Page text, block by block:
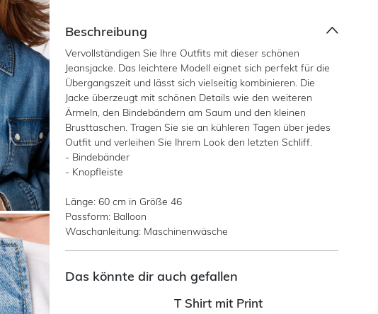
Beschreibung
Vervollständigen Sie Ihre Outfits mit dieser schönen
Jeansjacke. Das leichtere Modell eignet sich perfekt für die
Übergangszeit und lässt sich vielseitig kombinieren. Die
Jacke überzeugt mit schönen Details wie den weiteren
Ärmeln, den Bindebändern am Saum und den kleinen
Brusttaschen. Tragen Sie sie an kühleren Tagen über jedes
Outfit und verleihen Sie Ihrem Look den letzten Schliff.
- Bindebänder
- Knopfleiste
Länge: 60 cm in Größe 46
Passform: Balloon
Waschanleitung: Maschinenwäsche
Das könnte dir auch gefallen
T Shirt mit Print